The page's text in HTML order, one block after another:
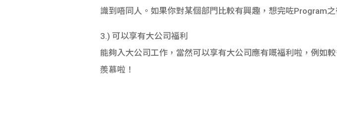
識到唔同人。如果你對某個部門比較有興趣，想完咗Program
3.) 可以享有大公司福利
能夠入大公司工作，當然可以享有大公司應有嘅福利啦，例如
羨慕啦！